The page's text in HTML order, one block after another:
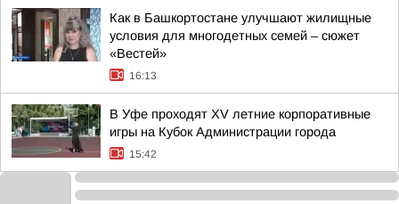
Как в Башкортостане улучшают жилищные
условия для многодетных семей – сюжет
«Вестей»
16:13
В Уфе проходят XV летние корпоративные
игры на Кубок Администрации города
15:42